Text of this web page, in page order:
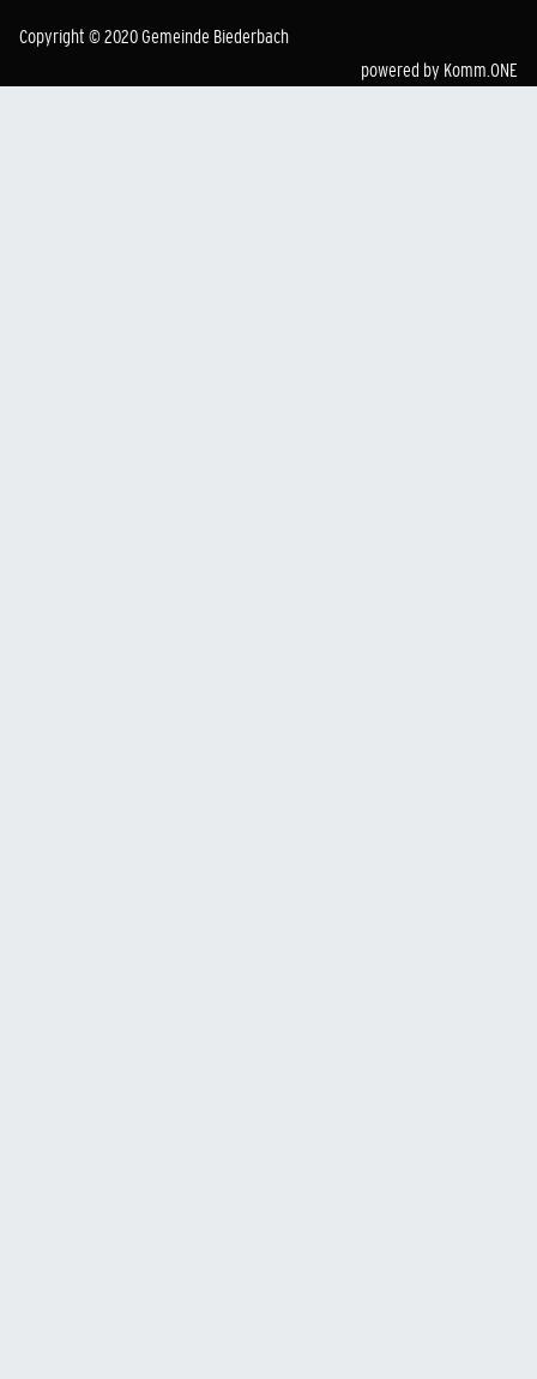
Copyright © 2020 Gemeinde Biederbach
powered by Komm.ONE